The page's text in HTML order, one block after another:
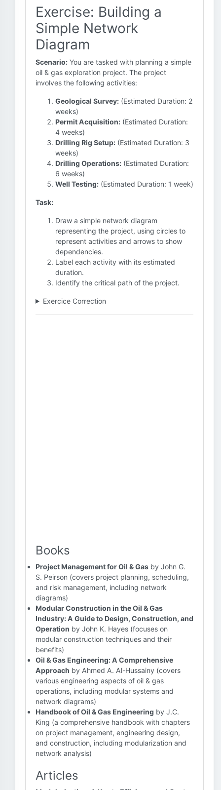
Exercise: Building a
Simple Network
Diagram
Scenario: You are tasked with planning a simple
oil & gas exploration project. The project
involves the following activities:
Geological Survey: (Estimated Duration: 2
weeks)
Permit Acquisition: (Estimated Duration:
4 weeks)
Drilling Rig Setup: (Estimated Duration: 3
weeks)
Drilling Operations: (Estimated Duration:
6 weeks)
Well Testing: (Estimated Duration: 1 week)
Task:
Draw a simple network diagram
representing the project, using circles to
represent activities and arrows to show
dependencies.
Label each activity with its estimated
duration.
Identify the critical path of the project.
Exercice Correction
Books
Project Management for Oil & Gas by John G.
S. Peirson (covers project planning, scheduling,
and risk management, including network
diagrams)
Modular Construction in the Oil & Gas
Industry: A Guide to Design, Construction, and
Operation by John K. Hayes (focuses on
modular construction techniques and their
benefits)
Oil & Gas Engineering: A Comprehensive
Approach by Ahmed A. Al-Hussainy (covers
various engineering aspects of oil & gas
operations, including modular systems and
network diagrams)
Handbook of Oil & Gas Engineering by J.C.
King (a comprehensive handbook with chapters
on project management, engineering design,
and construction, including modularization and
network analysis)
Articles